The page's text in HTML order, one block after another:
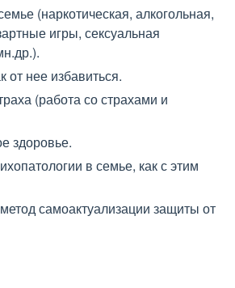
(наркотическая, алкогольная,
игры, сексуальная
от нее избавиться.
(работа со страхами и
здоровье.
в семье, как с этим
самоактуализации защиты от